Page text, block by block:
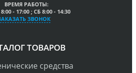
ВРЕМЯ РАБОТЫ:
- 17:00 ; СБ 8:00 - 14:30
ЗВОНОК
ТОВАРОВ
средства